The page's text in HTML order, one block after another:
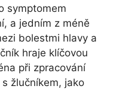
symptomem
a jedním z méně
bolestmi hlavy a
hraje klíčovou
při zpracování
žlučníkem, jako